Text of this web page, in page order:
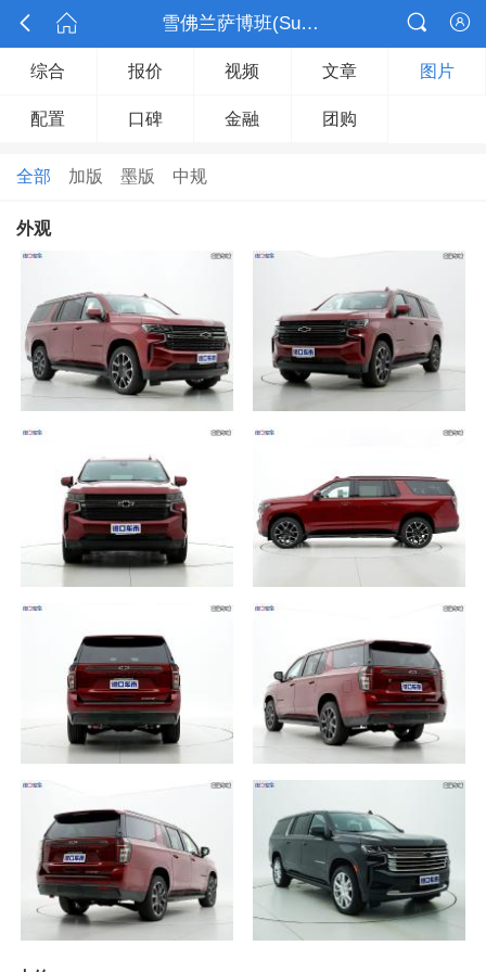
  雪佛兰萨博班(Suburban) 

综合 报价 视频 文章 图片
配置 口碑 金融 团购
全部 加版 墨版 中规
外观